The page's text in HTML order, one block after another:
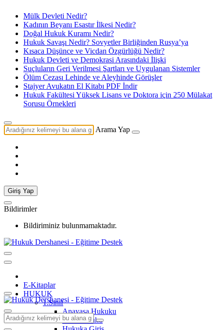
Mülk Devleti Nedir?
Kadının Beyanı Esastır İlkesi Nedir?
Doğal Hukuk Kuramı Nedir?
Hukuk Savaşı Nedir? Sovyetler Birliğinden Rusya’ya
Kısaca Düşünce ve Vicdan Özgürlüğü Nedir?
Hukuk Devleti ve Demokrasi Arasındaki İlişki
Suçluların Geri Verilmesi Şartları ve Uygulanan Sistemler
Ölüm Cezası Lehinde ve Aleyhinde Görüşler
Stajyer Avukatın El Kitabı PDF İndir
Hukuk Fakültesi Yüksek Lisans ve Doktora için 250 Mülakat
Sorusu Örnekleri
Arama Yap
Giriş Yap
Bildirimler
Bildiriminiz bulunmamaktadır.
E-Kitaplar
HUKUK
1.Sınıf
Anayasa Hukuku
Aile Hukuku